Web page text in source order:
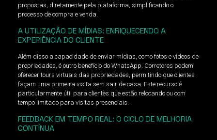
propostas, diretamente pela plataforma, simplificando o
processo de compra e venda.
A UTILIZAÇÃO DE MÍDIAS: ENRIQUECENDO A
EXPERIÊNCIA DO CLIENTE
Além disso a capacidade de enviar mídias, como fotos e vídeos de
propriedades, é outro benefício do WhatsApp. Corretores podem
oferecer tours virtuais das propriedades, permitindo que clientes
façam uma primeira visita sem sair de casa. Este recurso é
particularmente útil para clientes que estão relocando ou com
tempo limitado para visitas presenciais.
FEEDBACK EM TEMPO REAL: O CICLO DE MELHORIA
CONTÍNUA